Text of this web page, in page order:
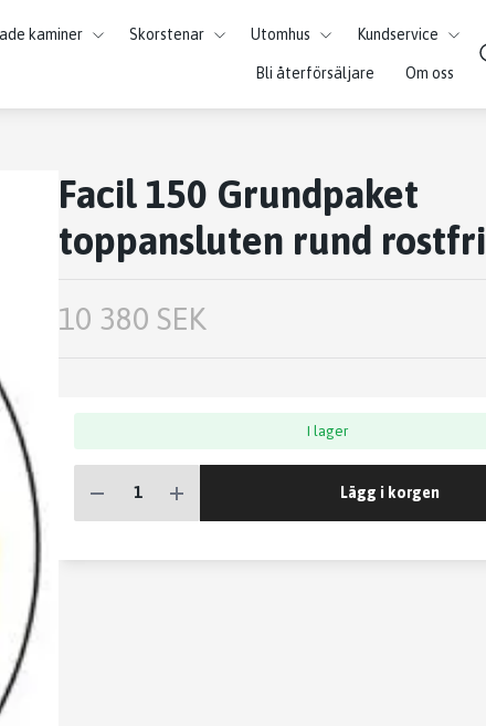
kaminer Skorstenar Utomhus Kundservice
Bli återförsäljare Om oss
Facil 150 Grundpaket
toppansluten rund rostfri
10 380 SEK
I lager
Lägg i korgen